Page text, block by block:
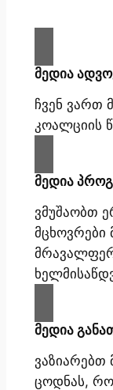
მედია
ჩვენ ვართ
კოალციის
მედია
ვმუშაობთ
მცხოვრები
მედია
ვაზიარებთ
ცოდნას,